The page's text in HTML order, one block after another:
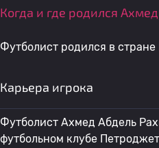
Когда и где родился
Футболист родился в стране
Карьера игрока
Футболист Ахмед Абдель
футбольном клубе